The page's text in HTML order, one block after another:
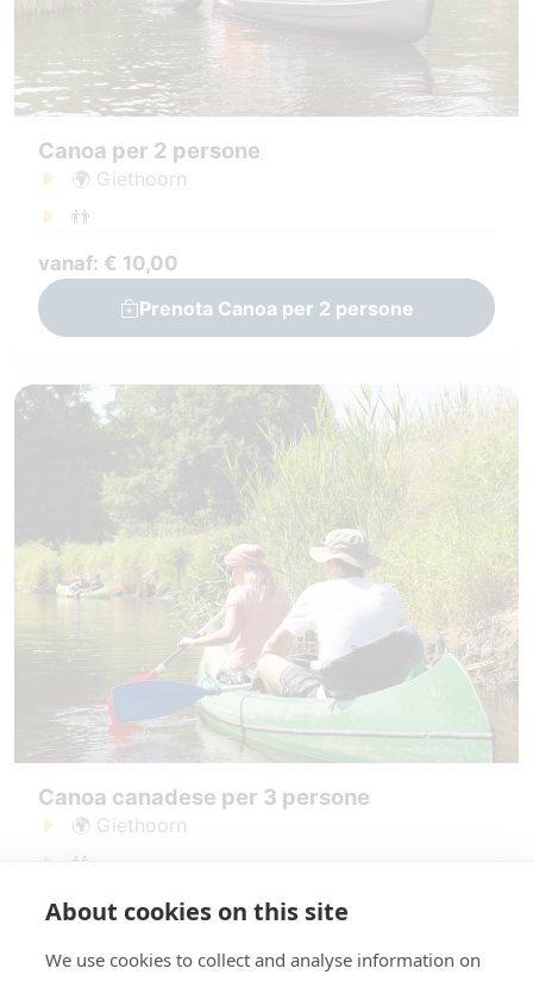
Canoa per 2 persone
🌍 Giethoorn
👬
vanaf: € 10,00
Prenota Canoa per 2 persone
Canoa canadese per 3 persone
🌍 Giethoorn
👬
vanaf: € 12,50
Prenota Canoa canadese per 3 persone
About cookies on this site
We use cookies to collect and analyse information on